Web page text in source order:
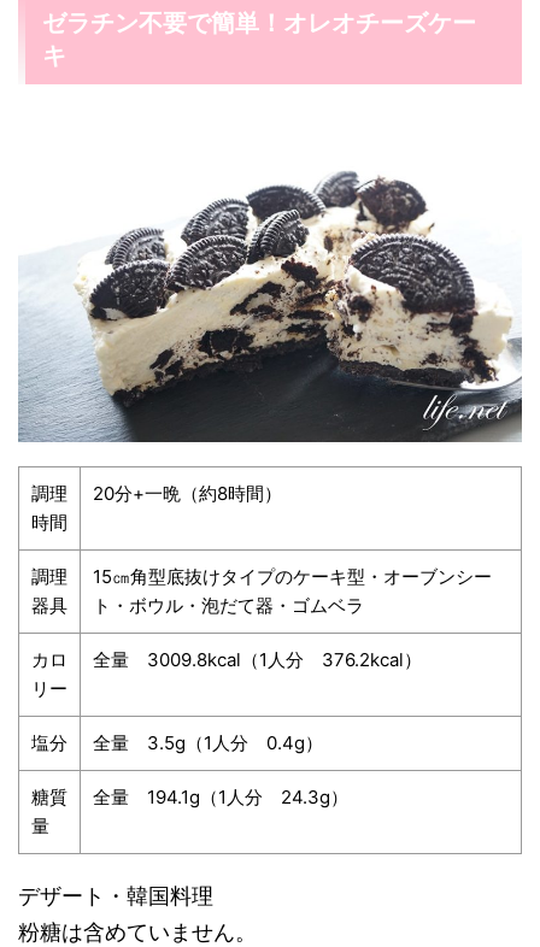
ゼラチン不要で簡単！オレオチーズケー
キ
調理
時間
20分+一晩（約8時間）
調理
器具
15㎝角型底抜けタイプのケーキ型・オーブンシー
ト・ボウル・泡だて器・ゴムベラ
カロ
リー
全量 3009.8kcal（1人分 376.2kcal）
塩分 全量 3.5g（1人分 0.4g）
糖質
量
全量 194.1g（1人分 24.3g）
デザート・韓国料理
粉糖は含めていません。